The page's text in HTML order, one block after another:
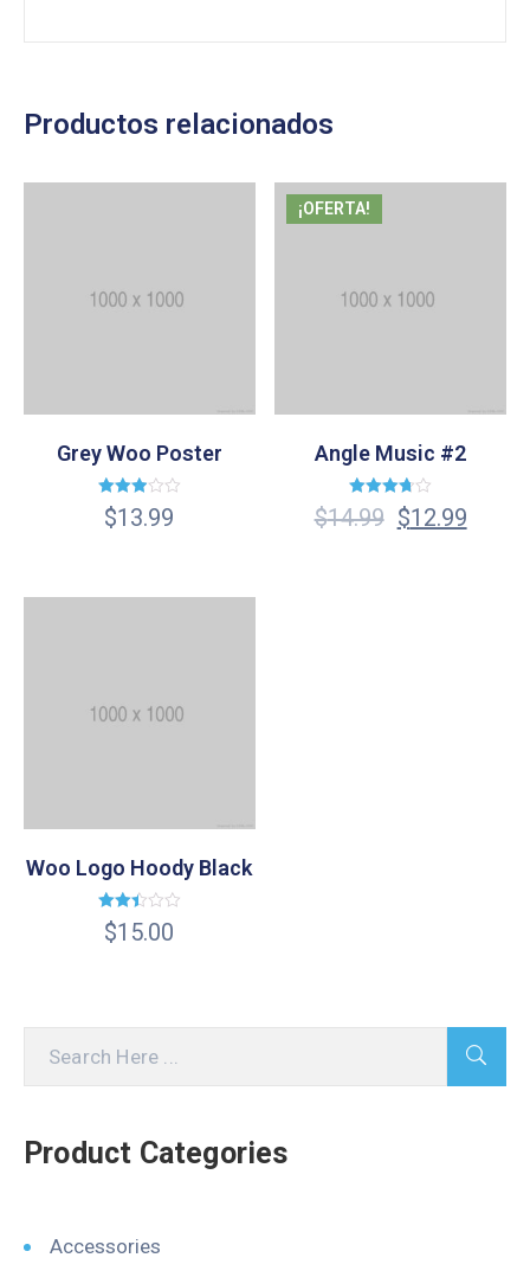
Productos relacionados
Grey Woo Poster
Valorado
en
$13.99
¡OFERTA!
Angle Music #2
Valorado
en
$14.99 $12.99
Woo Logo Hoody Black
Valorado
en
$15.00
Product Categories
Accessories